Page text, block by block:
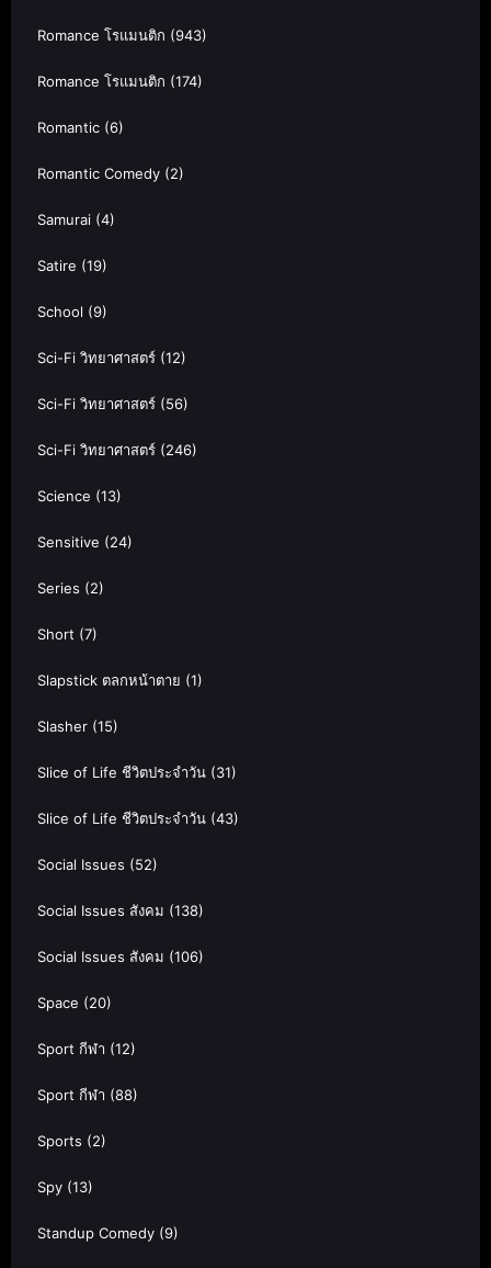
Romance โรแมนติก (943)
Romance โรแมนติก (174)
Romantic (6)
Romantic Comedy (2)
Samurai (4)
Satire (19)
School (9)
Sci-Fi วิทยาศาสตร์ (12)
Sci-Fi วิทยาศาสตร์ (56)
Sci-Fi วิทยาศาสตร์ (246)
Science (13)
Sensitive (24)
Series (2)
Short (7)
Slapstick ตลกหน้าตาย (1)
Slasher (15)
Slice of Life ชีวิตประจำวัน (31)
Slice of Life ชีวิตประจำวัน (43)
Social Issues (52)
Social Issues สังคม (138)
Social Issues สังคม (106)
Space (20)
Sport กีฬา (12)
Sport กีฬา (88)
Sports (2)
Spy (13)
Standup Comedy (9)